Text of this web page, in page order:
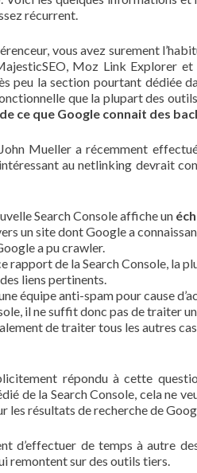
récurrent.
vous avez surement
Moz Link Explorer
peu la section pourtant dédiée
que la plupart des
ce que Google connait des
Mueller a récemment
au netlinking devrait
Search Console affiche un
un site dont Google a
a pu crawler.
rapport de la Search Console, la
liens pertinents.
équipe anti-spam pour cause
il ne suffit donc pas de traiter
de traiter tous les autres
répondu à cette
de la Search Console, cela ne
les résultats de recherche de
d’effectuer de temps à autre
remontent sur des outils tiers.